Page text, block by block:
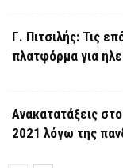
Γ. Πιτσιλής: Τις
πλατφόρμα για
Ανακατατάξεις
2021 λόγω της